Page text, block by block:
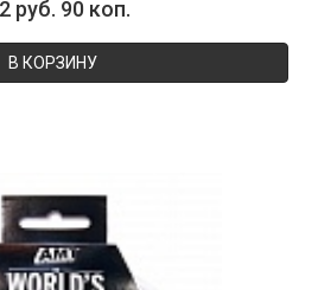
руб. 90 коп.
В КОРЗИНУ